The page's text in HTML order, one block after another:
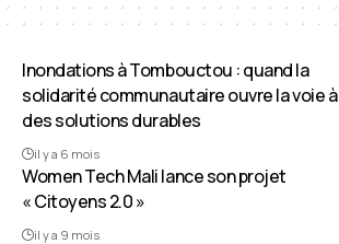
Inondations à Tombouctou : quand la
solidarité communautaire ouvre la voie à
des solutions durables
il y a 6 mois
Women Tech Mali lance son projet
« Citoyens 2.0 »
il y a 9 mois